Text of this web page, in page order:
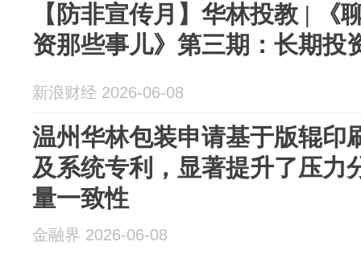
【防非宣传月】华林投教 | 《
资那些事儿》第三期：长期投
新浪财经 2026-06-08
温州华林包装申请基于版辊印
及系统专利，显著提升了压力
量一致性
金融界 2026-06-08